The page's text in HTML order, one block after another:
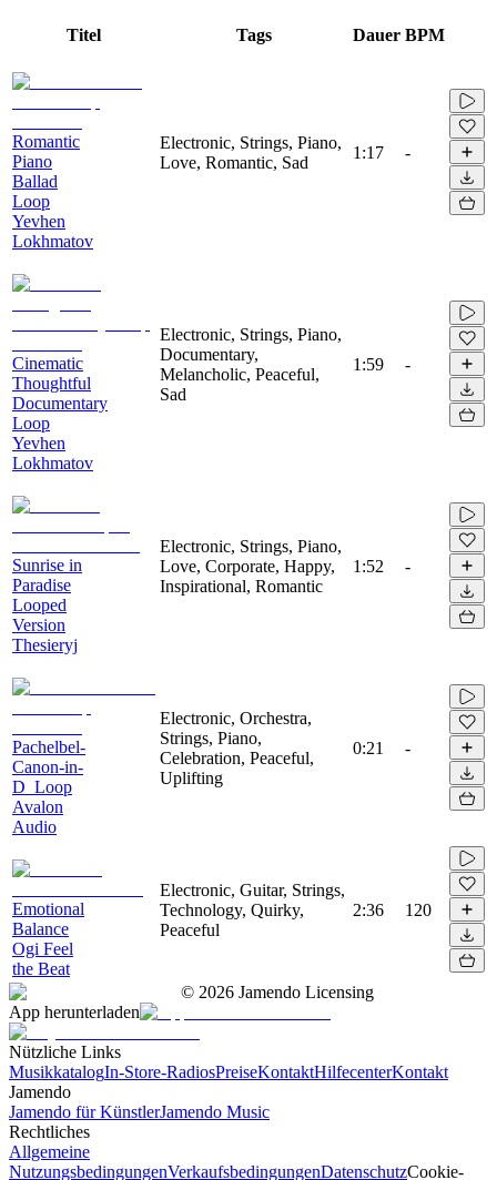
Titel Tags Dauer BPM
Romantic
Piano
Ballad
Loop
Yevhen
Lokhmatov
Electronic, Strings, Piano,
Love, Romantic, Sad
1:17 -
Cinematic
Thoughtful
Documentary
Loop
Yevhen
Lokhmatov
Electronic, Strings, Piano,
Documentary,
Melancholic, Peaceful,
Sad
1:59 -
Sunrise in
Paradise
Looped
Version
Thesieryj
Electronic, Strings, Piano,
Love, Corporate, Happy,
Inspirational, Romantic
1:52 -
Pachelbel-
Canon-in-
D_Loop
Avalon
Audio
Electronic, Orchestra,
Strings, Piano,
Celebration, Peaceful,
Uplifting
0:21 -
Emotional
Balance
Ogi Feel
the Beat
Electronic, Guitar, Strings,
Technology, Quirky,
Peaceful
2:36 120
© 2026 Jamendo Licensing
App herunterladen
Nützliche Links
MusikkatalogIn-Store-RadiosPreiseKontaktHilfecenterKontakt
Jamendo
Jamendo für KünstlerJamendo Music
Rechtliches
Allgemeine
NutzungsbedingungenVerkaufsbedingungenDatenschutzCookie-